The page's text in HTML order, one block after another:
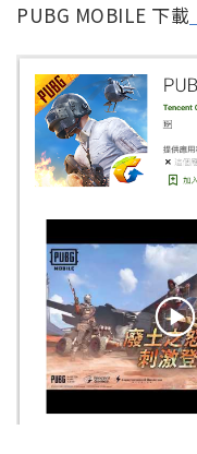
PUBG MOBILE 下載